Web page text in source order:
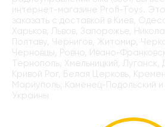
интернет-магазине Profi-Toys.
заказать с доставкой в Киев,
Харьков, Львов, Запорожье,
Полтаву, Чернигов, Житомир,
Черновцы, Ровно, Ивано-
Тернополь, Хмельницкий, Луганск,
Кривой Рог, Белая Церковь,
Мариуполь, Каменец-Подольский
Украины